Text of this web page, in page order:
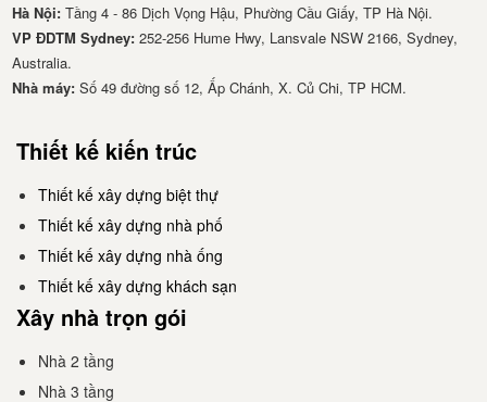
Hà Nội:Tầng 4 - 86 Dịch Vọng Hậu, Phường Cầu Giấy, TP Hà Nội.
VP ĐDTM Sydney: 252-256 Hume Hwy, Lansvale NSW 2166, Sydney,
Australia.
Nhà má​y: Số 49 đường số 12, Ấp Chánh, X. Củ Chi, TP HCM.
Thiết kế kiến trúc
Thiết kế xây dựng biệt thự
Thiết kế xây dựng nhà phố
Thiết kế xây dựng nhà ống
Thiết kế xây dựng khách sạn
Xây nhà trọn gói
Nhà 2 tầng
Nhà 3 tầng